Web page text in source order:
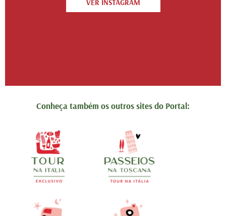
VER INSTAGRAM
Conheça também os outros sites do Portal: